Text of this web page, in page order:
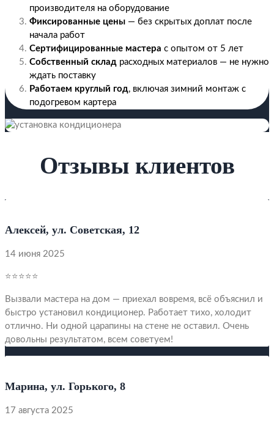
производителя на оборудование
Фиксированные цены — без скрытых доплат после
начала работ
Сертифицированные мастера с опытом от 5 лет
Собственный склад расходных материалов — не нужно
ждать поставку
Работаем круглый год, включая зимний монтаж с
подогревом картера
Отзывы клиентов
Алексей, ул. Советская, 12
14 июня 2025
⭐⭐⭐⭐⭐
Вызвали мастера на дом — приехал вовремя, всё объяснил и
быстро установил кондиционер. Работает тихо, холодит
отлично. Ни одной царапины на стене не оставил. Очень
довольны результатом, всем советуем!
Марина, ул. Горького, 8
17 августа 2025